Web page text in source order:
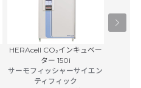
HERAcell CO₂インキュベー
ター 150i
サーモフィッシャーサイエン
ティフィック